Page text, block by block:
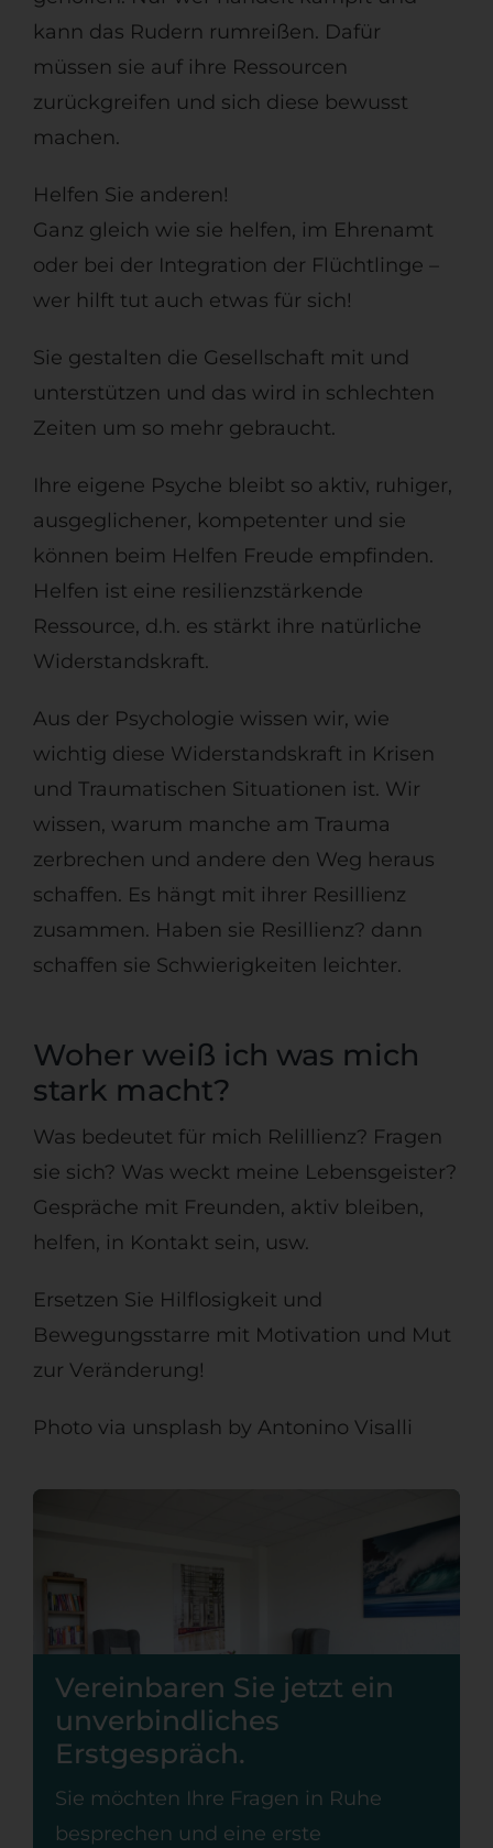
kann das Rudern rumreißen. Dafür
müssen sie auf ihre Ressourcen
zurückgreifen und sich diese bewusst
machen.
Helfen Sie anderen!
Ganz gleich wie sie helfen, im Ehrenamt
oder bei der Integration der Flüchtlinge –
wer hilft tut auch etwas für sich!
Sie gestalten die Gesellschaft mit und
unterstützen und das wird in schlechten
Zeiten um so mehr gebraucht.
Ihre eigene Psyche bleibt so aktiv, ruhiger,
ausgeglichener, kompetenter und sie
können beim Helfen Freude empfinden.
Helfen ist eine resilienzstärkende
Ressource, d.h. es stärkt ihre natürliche
Widerstandskraft.
Aus der Psychologie wissen wir, wie
wichtig diese Widerstandskraft in Krisen
und Traumatischen Situationen ist. Wir
wissen, warum manche am Trauma
zerbrechen und andere den Weg heraus
schaffen. Es hängt mit ihrer Resillienz
zusammen. Haben sie Resillienz? dann
schaffen sie Schwierigkeiten leichter.
Woher weiß ich was mich
stark macht?
Was bedeutet für mich Relillienz? Fragen
sie sich? Was weckt meine Lebensgeister?
Gespräche mit Freunden, aktiv bleiben,
helfen, in Kontakt sein, usw.
Ersetzen Sie Hilflosigkeit und
Bewegungsstarre mit Motivation und Mut
zur Veränderung!
Photo via unsplash by Antonino Visalli
Vereinbaren Sie jetzt ein
unverbindliches
Erstgespräch.
Sie möchten Ihre Fragen in Ruhe
besprechen und eine erste